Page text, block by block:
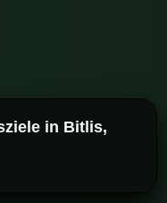
in Bitlis,